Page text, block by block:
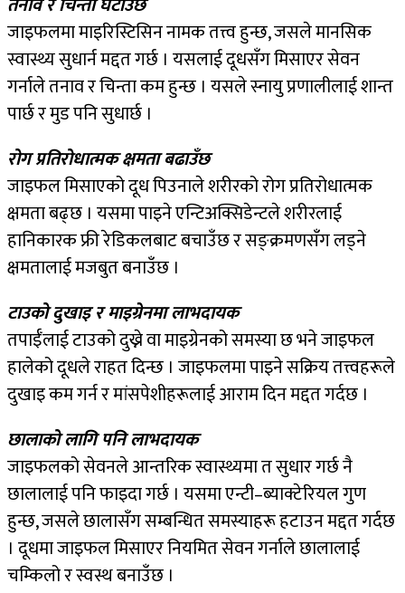
जाइफलमा माइरिस्टिसिन नामक तत्त्व हुन्छ, जसले मानसिक
स्वास्थ्य सुधार्न मद्दत गर्छ । यसलाई दूधसँग मिसाएर सेवन
गर्नाले तनाव र चिन्ता कम हुन्छ । यसले स्नायु प्रणालीलाई शान्त
पार्छ र मुड पनि सुधार्छ ।
रोग प्रतिरोधात्मक क्षमता बढाउँछ
जाइफल मिसाएको दूध पिउनाले शरीरको रोग प्रतिरोधात्मक
क्षमता बढ्छ । यसमा पाइने एन्टिअक्सिडेन्टले शरीरलाई
हानिकारक फ्री रेडिकलबाट बचाउँछ र सङ्क्रमणसँग लड्ने
क्षमतालाई मजबुत बनाउँछ ।
टाउको दुखाइ र माइग्रेनमा लाभदायक
तपाईँलाई टाउको दुख्ने वा माइग्रेनको समस्या छ भने जाइफल
हालेको दूधले राहत दिन्छ । जाइफलमा पाइने सक्रिय तत्त्वहरूले
दुखाइ कम गर्न र मांसपेशीहरूलाई आराम दिन मद्दत गर्दछ ।
छालाको लागि पनि लाभदायक
जाइफलको सेवनले आन्तरिक स्वास्थ्यमा त सुधार गर्छ नै
छालालाई पनि फाइदा गर्छ । यसमा एन्टी–ब्याक्टेरियल गुण
हुन्छ, जसले छालासँग सम्बन्धित समस्याहरू हटाउन मद्दत गर्दछ
। दूधमा जाइफल मिसाएर नियमित सेवन गर्नाले छालालाई
चम्किलो र स्वस्थ बनाउँछ ।